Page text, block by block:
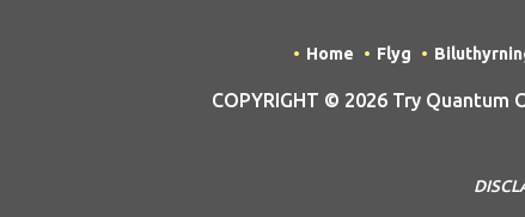
Home Flyg
COPYRIGHT © 2026 Try